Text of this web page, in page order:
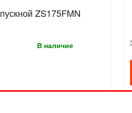
ZS175FMN
В наличие